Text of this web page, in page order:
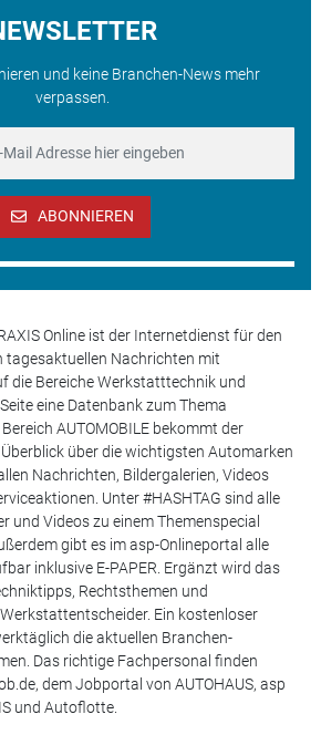
und keine Branchen-News mehr
verpassen.
ABONNIEREN
Online ist der Internetdienst für den
tagesaktuellen Nachrichten mit
die Bereiche Werkstatttechnik und
eine Datenbank zum Thema
AUTOMOBILE bekommt der
über die wichtigsten Automarken
Nachrichten, Bildergalerien, Videos
Unter #HASHTAG sind alle
und Videos zu einem Themenspecial
gibt es im asp-Onlineportal alle
inklusive E-PAPER. Ergänzt wird das
Rechtsthemen und
Ein kostenloser
die aktuellen Branchen-
Das richtige Fachpersonal finden
dem Jobportal von AUTOHAUS, asp
und Autoflotte.